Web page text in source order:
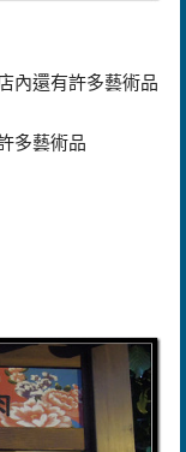
內還有許多藝術品
多藝術品